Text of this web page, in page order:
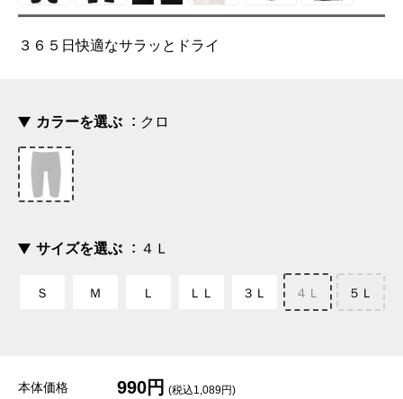
３６５日快適なサラッとドライ
カラーを選ぶ クロ
サイズを選ぶ ４Ｌ
Ｓ Ｍ Ｌ ＬＬ ３Ｌ ４Ｌ ５Ｌ
本体価格 990円 (税込1,089円)